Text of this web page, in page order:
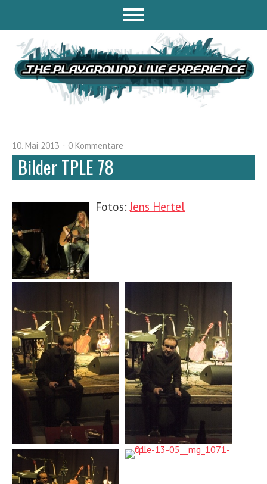
10. Mai 2013 0 Kommentare
Bilder TPLE 78
Fotos:Jens Hertel